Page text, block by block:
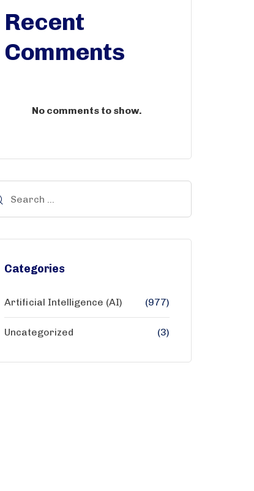
Recent
Comments
No comments to show.
Categories
Artificial Intelligence (AI) (977)
Uncategorized (3)